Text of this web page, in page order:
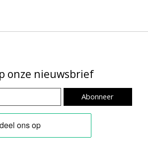
onze nieuwsbrief
Abonneer